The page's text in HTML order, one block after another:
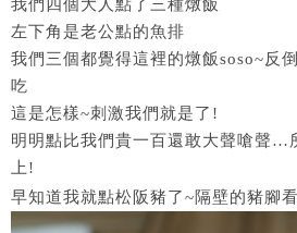
我們四個大人點了三種燉飯
左下角是老公點的魚排
我們三個都覺得這裡的燉飯soso~反
吃
這是怎樣~刺激我們就是了!
明明點比我們貴一百還敢大聲嗆聲…
上!
早知道我就點松阪豬了~隔壁的豬腳